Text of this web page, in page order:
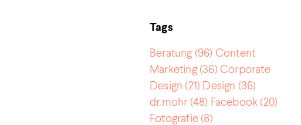
Tags
Beratung(96) Content
Marketing(36) Corporate
Design (21) Design (36)
dr.mohr (48) Facebook (20)
Fotografie (8)